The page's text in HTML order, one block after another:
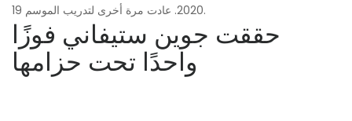
2020. عادت مرة أخرى لتدريب الموسم 19.
حققت جوين ستيفاني فوزًا
واحدًا تحت حزامها